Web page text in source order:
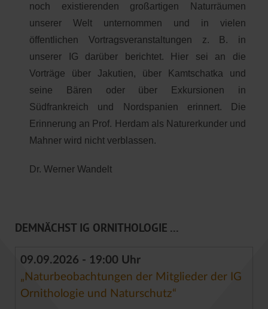
noch existierenden großartigen Naturräumen
unserer Welt unternommen und in vielen
öffentlichen Vortragsveranstaltungen z. B. in
unserer IG darüber berichtet. Hier sei an die
Vorträge über Jakutien, über Kamtschatka und
seine Bären oder über Exkursionen in
Südfrankreich und Nordspanien erinnert. Die
Erinnerung an Prof. Herdam als Naturerkunder und
Mahner wird nicht verblassen.
Dr. Werner Wandelt
DEMNÄCHST IG ORNITHOLOGIE ...
09.09.2026 - 19:00 Uhr
„Naturbeobachtungen der Mitglieder der IG
Ornithologie und Naturschutz“